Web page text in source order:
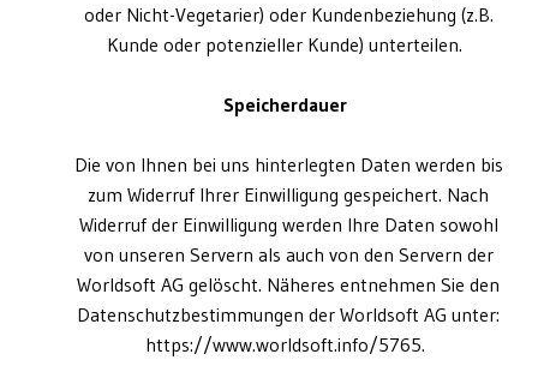
oder Nicht-Vegetarier) oder Kundenbeziehung (z.B.
Kunde oder potenzieller Kunde) unterteilen.
Speicherdauer
Die von Ihnen bei uns hinterlegten Daten werden bis
zum Widerruf Ihrer Einwilligung gespeichert. Nach
Widerruf der Einwilligung werden Ihre Daten sowohl
von unseren Servern als auch von den Servern der
Worldsoft AG gelöscht. Näheres entnehmen Sie den
Datenschutzbestimmungen der Worldsoft AG unter:
https://www.worldsoft.info/5765.